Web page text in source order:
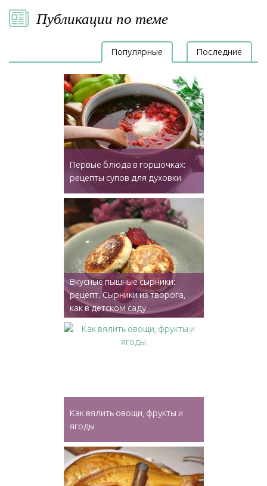
Публикации по теме
Популярные Последние
Первые блюда в горшочках:
рецепты супов для духовки
Вкусные пышные сырники:
рецепт. Сырники из творога,
как в детском саду
Как вялить овощи, фрукты и
ягоды